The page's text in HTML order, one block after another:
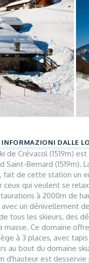
INFORMAZIONI DALLE
de Crévacol (1519m)
Saint-Bernard
fait de cette station un
ceux qui veulent se
à 2000m de
un dénivellement
tous les skieurs, des
masse. Ce domaine
à 3 places, avec
au bout du domaine
d'hauteur est